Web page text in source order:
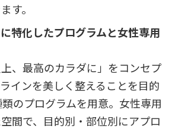
す。
特化したプログラムと女性専用
、最高のカラダに」をコンセプ
インを美しく整えることを目的
のプログラムを用意。女性専用
間で、目的別・部位別にアプロ